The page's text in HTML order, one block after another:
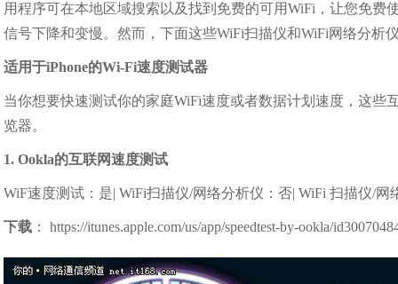
用程序可在本地区域搜索以及找到免费的可用WiFi，让您免
信号下降和变慢。然而，下面这些WiFi扫描仪和WiFi网络分析
适用于iPhone的Wi-Fi速度测试器
当你想要快速测试你的家庭WiFi速度或者数据计划速度，这
览器。
1. Ookla的互联网速度测试
WiF速度测试：是| WiFi扫描仪/网络分析仪：否| WiFi 扫描仪/
下载 ： https://itunes.apple.com/us/app/speedtest-by-ookla/